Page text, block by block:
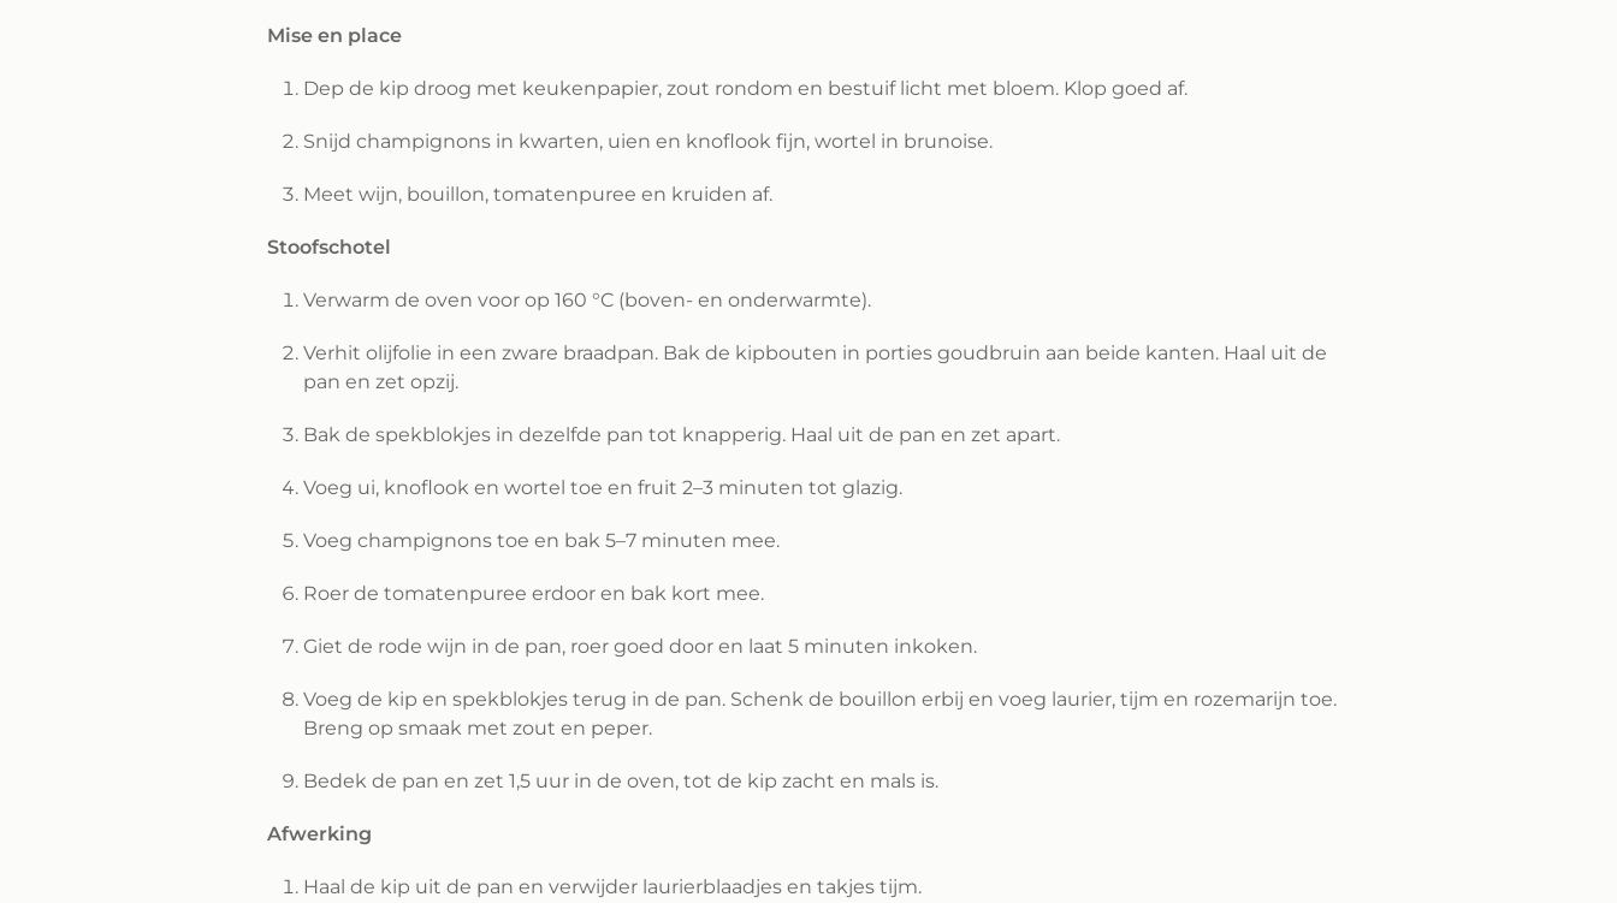
Mise en place
Dep de kip droog met keukenpapier, zout rondom en bestuif licht met bloem. Klop goed af.
Snijd champignons in kwarten, uien en knoflook fijn, wortel in brunoise.
Meet wijn, bouillon, tomatenpuree en kruiden af.
Stoofschotel
Verwarm de oven voor op 160 °C (boven- en onderwarmte).
Verhit olijfolie in een zware braadpan. Bak de kipbouten in porties goudbruin aan beide kanten. Haal uit de
pan en zet opzij.
Bak de spekblokjes in dezelfde pan tot knapperig. Haal uit de pan en zet apart.
Voeg ui, knoflook en wortel toe en fruit 2–3 minuten tot glazig.
Voeg champignons toe en bak 5–7 minuten mee.
Roer de tomatenpuree erdoor en bak kort mee.
Giet de rode wijn in de pan, roer goed door en laat 5 minuten inkoken.
Voeg de kip en spekblokjes terug in de pan. Schenk de bouillon erbij en voeg laurier, tijm en rozemarijn toe.
Breng op smaak met zout en peper.
Bedek de pan en zet 1,5 uur in de oven, tot de kip zacht en mals is.
Afwerking
Haal de kip uit de pan en verwijder laurierblaadjes en takjes tijm.